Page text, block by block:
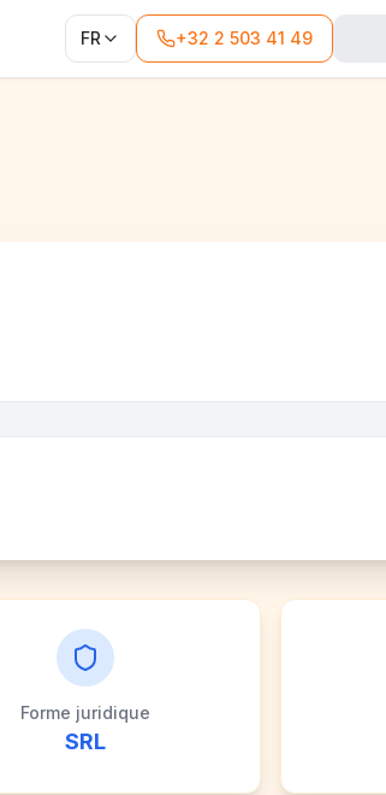
FR +32 2 503 41 49
Forme juridique
SRL